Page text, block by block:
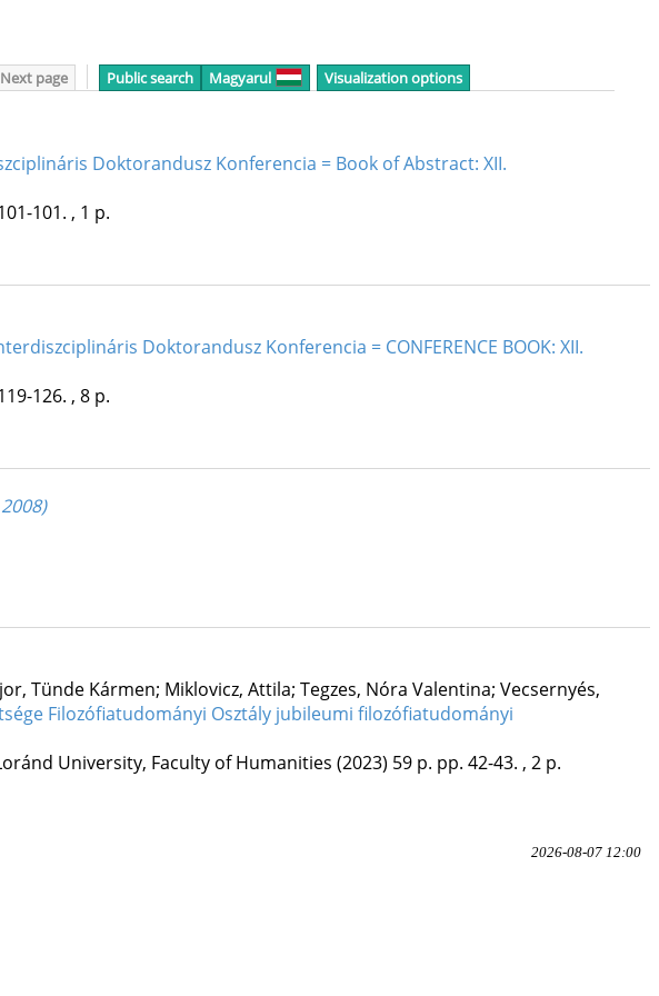
Next page Public search Magyarul Visualization options
Doktorandusz Konferencia = Book of Abstract: XII.
101. , 1 p.
Doktorandusz Konferencia = CONFERENCE BOOK: XII.
126. , 8 p.
Tünde Kármen; Miklovicz, Attila; Tegzes, Nóra Valentina; Vecsernyés,
Filozófiatudományi Osztály jubileumi filozófiatudományi
University, Faculty of Humanities (2023) 59 p. pp. 42-43. , 2 p.
2026-08-07 12:00